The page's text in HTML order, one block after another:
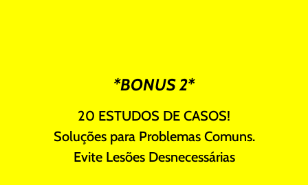
*BONUS 2*
20 ESTUDOS DE CASOS!
Soluções para Problemas Comuns.
Evite Lesões Desnecessárias